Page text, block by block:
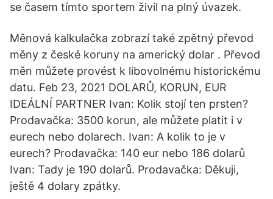
se časem tímto sportem živil na plný úvazek.
Měnová kalkulačka zobrazí také zpětný převod
měny z české koruny na americký dolar . Převod
měn můžete provést k libovolnému historickému
datu. Feb 23, 2021 DOLARŮ, KORUN, EUR
IDEÁLNÍ PARTNER Ivan: Kolik stojí ten prsten?
Prodavačka: 3500 korun, ale můžete platit i v
eurech nebo dolarech. Ivan: A kolik to je v
eurech? Prodavačka: 140 eur nebo 186 dolarů
Ivan: Tady je 190 dolarů. Prodavačka: Děkuji,
ještě 4 dolary zpátky.